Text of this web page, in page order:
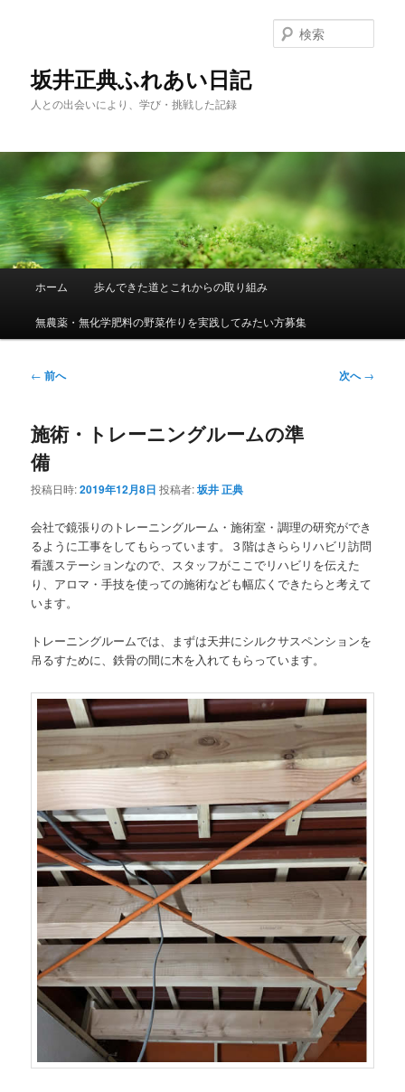
へ
動
坂井正典ふれあい日記
人との出会いにより、学び・挑戦した記録
索
メ
ホーム 歩んできた道とこれからの取り組み
無農薬・無化学肥料の野菜作りを実践してみたい方募集
投
ビ
ゲ
ー
シ
ン
← 前へ 次へ→
施術・トレーニングルームの準
備
投稿日時:2019年12月8日 投稿者:坂井 正典
会社で鏡張りのトレーニングルーム・施術室・調理の研究ができ
るように工事をしてもらっています。３階はきららリハビリ訪問
看護ステーションなので、スタッフがここでリハビリを伝えた
り、アロマ・手技を使っての施術なども幅広くできたらと考えて
います。
トレーニングルームでは、まずは天井にシルクサスペンションを
吊るすために、鉄骨の間に木を入れてもらっています。